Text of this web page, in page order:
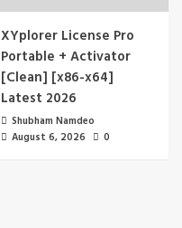
XYplorer License Pro
Portable + Activator
[Clean] [x86-x64]
Latest 2026
Shubham Namdeo
August 6, 2026
0